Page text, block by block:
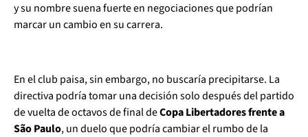
y su nombre suena fuerte en negociaciones que podrían
marcar un cambio en su carrera.
En el club paisa, sin embargo, no buscaría precipitarse. La
directiva podría tomar una decisión solo después del partido
de vuelta de octavos de final deCopa Libertadores frente a
São Paulo, un duelo que podría cambiar el rumbo de la